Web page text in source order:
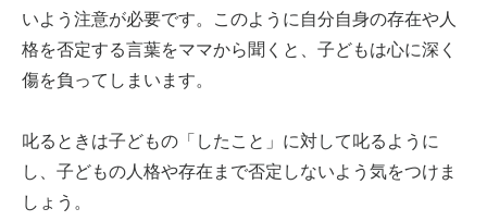
いよう注意が必要です。このように自分自身の存在や人
格を否定する言葉をママから聞くと、子どもは心に深く
傷を負ってしまいます。
叱るときは子どもの「したこと」に対して叱るように
し、子どもの人格や存在まで否定しないよう気をつけま
しょう。